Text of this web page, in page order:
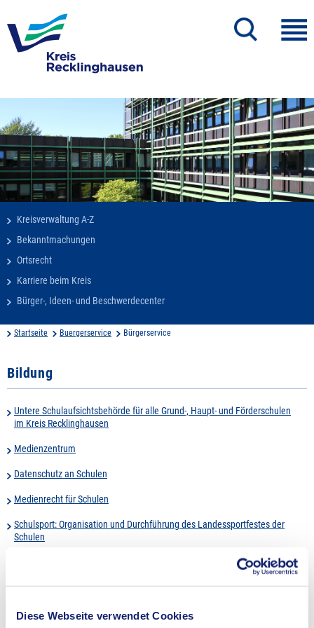
Diese Webseite verwendet Cookies
Kreisverwaltung A-Z
Bekanntmachungen
Ortsrecht
Karriere beim Kreis
Bürger-, Ideen- und Beschwerdecenter
Startseite Buergerservice Bürgerservice
Bildung
Untere Schulaufsichtsbehörde für alle Grund-, Haupt- und Förderschulen
im Kreis Recklinghausen
Medienzentrum
Datenschutz an Schulen
Medienrecht für Schulen
Schulsport: Organisation und Durchführung des Landessportfestes der
Schulen
Regionale Schulberatungsstelle des Kreises Recklinghausen
Leiterin / Leiter
Frau Rauscher(Ressortleiterin)